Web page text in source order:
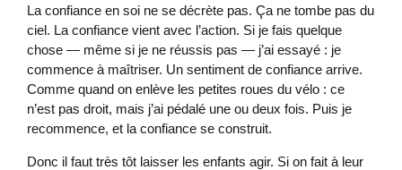
La confiance en soi ne se décrète pas. Ça ne tombe pas du
ciel. La confiance vient avec l’action. Si je fais quelque
chose — même si je ne réussis pas — j’ai essayé : je
commence à maîtriser. Un sentiment de confiance arrive.
Comme quand on enlève les petites roues du vélo : ce
n’est pas droit, mais j’ai pédalé une ou deux fois. Puis je
recommence, et la confiance se construit.
Donc il faut très tôt laisser les enfants agir. Si on fait à leur